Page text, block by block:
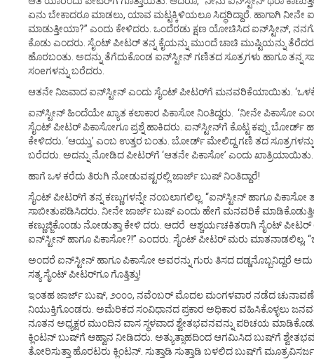
ಏನು ಬೇಕಾದರೂ ಮಾಡಲು, ಯಾವ ಮಟ್ಟಕ್ಕಿಳಿಯಲೂ ಸಿದ್ಧರಿದ್ದಾರೆ. ಹಾಗಾಗಿ ನೀನೇ
ಮಾಡುತ್ತೀಯಾ?” ಎಂದು ಕೇಳಿದರು. ಒಂದೆರಡು ಕ್ಷಣ ಯೋಚಿಸಿದ ಐನ್‌ಸ್ಟೀನ್,
ಕೊಡು ಎಂದರು. ಸೈಂಟ್ ಪೀಟರ್ ತನ್ನ ಕೈಯನ್ನು ಮುಂದೆ ಚಾಚಿ ಮುಷ್ಟಿಯನ್ನು
ಹೊರಬಂತು. ಅದನ್ನು ತೆಗೆದುಕೊಂಡ ಐನ್‌ಸ್ಟೀನ್ ಗಣಿತದ ಸೂತ್ರಗಳು ಹಾಗೂ ತನ್ನ
ಸಂeಗಳನ್ನು ಬರೆದರು.
ಆತನೇ ನಿಜವಾದ ಐನ್‌ಸ್ಟೀನ್ ಎಂದು ಸೈಂಟ್ ಪೀಟರ್‌ಗೆ ಮನವರಿಕೆಯಾಯಿತು. ‘ಒಳಕ್ಕೆ
ಐನ್‌ಸ್ಟೀನ್ ಹಿಂದೆಯೇ ಖ್ಯಾತ ಕಲಾಕಾರ ಪಿಕಾಸೋ ನಿಂತಿದ್ದರು. ‘ನೀನೇ ಪಿಕಾಸೋ
ಸೈಂಟ್ ಪೀಟರ್ ಪಿಕಾಸೋಗೂ ಪ್ರಶ್ನೆ ಹಾಕಿದರು. ಐನ್‌ಸ್ಟೀನ್‌ಗೆ ಕೊಟ್ಟ ಕಪ್ಪು ಬೋರ್ಡ್
ಕೇಳಿದರು. ‘ಆಯ್ತು’ ಎಂಬ ಉತ್ತರ ಬಂತು. ಬೋರ್ಡ್ ಮೇಲಿದ್ದ ಗಣಿ ತದ
ಬರೆದರು. ಅದನ್ನು ನೋಡಿದ ಪೀಟರ್‌ಗೆ ‘ಆತನೇ ಪಿಕಾಸೋ’ ಎಂದು ಖಾತ್ರಿಯಾಯಿತು.
ಹಾಗೆ ಒಳ ಕರೆದು ತಿರುಗಿ ನೋಡುವಷ್ಟರಲ್ಲಿ ಜಾರ್ಜ್ ಬುಷ್ ನಿಂತಿದ್ದಾರೆ!
ಸೈಂಟ್ ಪೀಟರ್‌ಗೆ ತನ್ನ ಕಣ್ಣುಗಳನ್ನೇ ನಂಬಲಾಗಲಿಲ್ಲ. “ಐನ್‌ಸ್ಟೀನ್ ಹಾಗೂ ಪಿಕಾಸೋ
ಸಾಬೀತುಪಡಿಸಿದರು. ನೀನೇ ಜಾರ್ಜ್ ಬುಷ್ ಎಂದು ಹೇಗೆ ಮನವರಿಕೆ
ಕಣ್ಣುಜ್ಜಿಕೊಂಡು ನೋಡುತ್ತಾ ಕೇಳಿ ದರು. ಆದರೆ ಆಶ್ಚರ್ಯಚಕಿತರಾಗಿ ಸೈಂಟ್
ಐನ್‌ಸ್ಟೀನ್ ಹಾಗೂ ಪಿಕಾಸೋ?!” ಎಂದರು. ಸೈಂಟ್ ಪೀಟರ್ ಮರು ಮಾತನಾಡಲಿಲ್ಲ,
ಅಂದರೆ ಐನ್‌ಸ್ಟೀನ್ ಹಾಗೂ ಪಿಕಾಸೋ ಅವರನ್ನು ಗುರು ತಿಸದ ದಡ್ಡನೊಬ್ಬನಿದ್ದರೆ
ಸತ್ಯ ಸೈಂಟ್ ಪೀಟರ್‌ಗೂ ಗೊತ್ತಿತ್ತು!
ಇಂತಹ ಜಾರ್ಜ್ ಬುಷ್, ೨೦೦೦, ನವೆಂಬರ್ ಮೊದಲ ಮಂಗಳವಾರ ನಡೆದ
ನಿಯುಕ್ತಿಗೊಂಡರು. ಅಮೆರಿಕದ ಸಂವಿಧಾನದ ಪ್ರಕಾರ ಅಧಿಕಾರ ವಹಿಸಿಕೊಳ್ಳಲು
ನೂತನ ಅಧ್ಯಕ್ಷರ ಮುಂದಿನ ವಾಸ ಸ್ಥಳವಾದ ಶ್ವೇತಭವನವನ್ನು ಪರಿಚಯ
ಕ್ಲಿಂಟನ್ ಬುಷ್‌ಗೆ ಆಹ್ವಾನ ನೀಡಿದರು. ಅತ್ಯುತ್ಸಾಹದಿಂದ ಆಗಮಿಸಿದ ಬುಷ್‌ಗೆ
ತೋರಿಸುತ್ತಾ ಹೊರಟರು ಕ್ಲಿಂಟನ್. ಸುತ್ತಾಡಿ ಸುತ್ತಾಡಿ ಬಳಲಿದ ಬುಷ್‌ಗೆ